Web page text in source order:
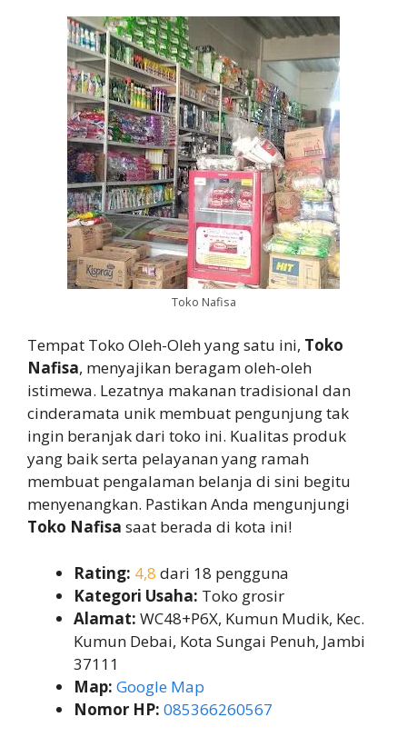
Toko Nafisa
Tempat Toko Oleh-Oleh yang satu ini, Toko
Nafisa, menyajikan beragam oleh-oleh
istimewa. Lezatnya makanan tradisional dan
cinderamata unik membuat pengunjung tak
ingin beranjak dari toko ini. Kualitas produk
yang baik serta pelayanan yang ramah
membuat pengalaman belanja di sini begitu
menyenangkan. Pastikan Anda mengunjungi
Toko Nafisa saat berada di kota ini!
Rating: 4,8 dari 18 pengguna
Kategori Usaha: Toko grosir
Alamat: WC48+P6X, Kumun Mudik, Kec.
Kumun Debai, Kota Sungai Penuh, Jambi
37111
Map: Google Map
Nomor HP: 085366260567